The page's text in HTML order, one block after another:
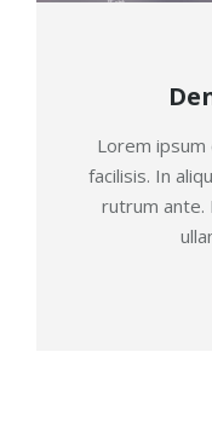
Lorem
facilisis. In
rutrum ante.